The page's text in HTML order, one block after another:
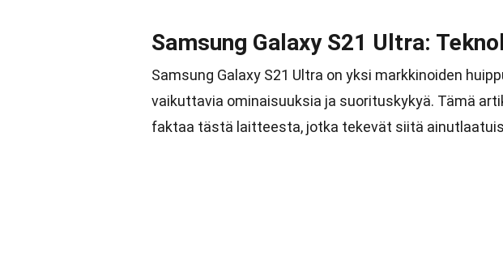
Samsung Galaxy S21 Ultra:
Samsung Galaxy S21 Ultra on yksi markkinoiden
vaikuttavia ominaisuuksia ja suorituskykyä. Tämä
faktaa tästä laitteesta, jotka tekevät siitä